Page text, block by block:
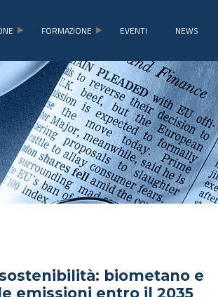
FORMAZIONE EVENTI NEWS
biometano e
emissioni entro il 2035